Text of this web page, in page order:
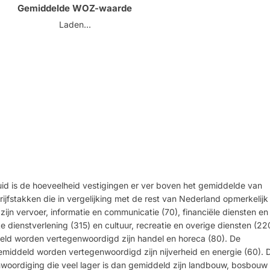
Gemiddelde WOZ-waarde
Laden...
is de hoeveelheid vestigingen er ver boven het gemiddelde van
die in vergelijking met de rest van Nederland opmerkelijk
vervoer, informatie en communicatie (70), financiële diensten en
dienstverlening (315) en cultuur, recreatie en overige diensten
worden vertegenwoordigd zijn handel en horeca (80). De
worden vertegenwoordigd zijn nijverheid en energie (60).
die veel lager is dan gemiddeld zijn landbouw, bosbouw